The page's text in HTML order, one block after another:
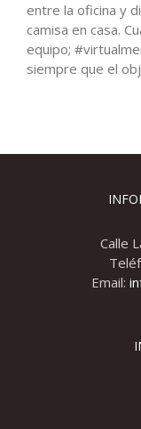
entre la oficina y
camisa en casa.
equipo;
siempre que el
Calle
Email: